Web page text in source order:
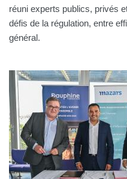
réuni experts publics, privés
défis de la régulation, entre
général.